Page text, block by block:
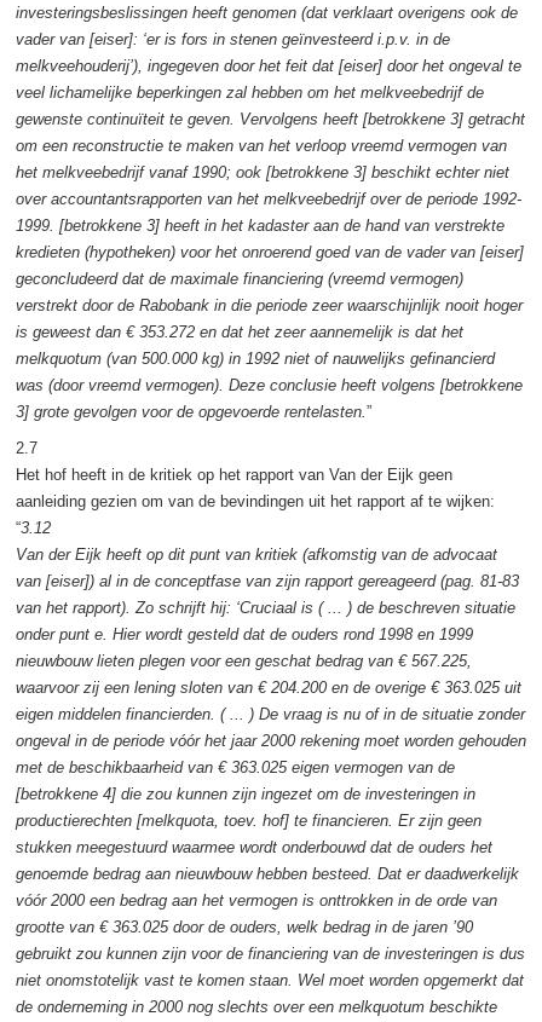
investeringsbeslissingen heeft genomen (dat verklaart overigens ook de
vader van [eiser]: ‘er is fors in stenen geïnvesteerd i.p.v. in de
melkveehouderij’), ingegeven door het feit dat [eiser] door het ongeval te
veel lichamelijke beperkingen zal hebben om het melkveebedrijf de
gewenste continuïteit te geven. Vervolgens heeft [betrokkene 3] getracht
om een reconstructie te maken van het verloop vreemd vermogen van
het melkveebedrijf vanaf 1990; ook [betrokkene 3] beschikt echter niet
over accountantsrapporten van het melkveebedrijf over de periode 1992-
1999. [betrokkene 3] heeft in het kadaster aan de hand van verstrekte
kredieten (hypotheken) voor het onroerend goed van de vader van [eiser]
geconcludeerd dat de maximale financiering (vreemd vermogen)
verstrekt door de Rabobank in die periode zeer waarschijnlijk nooit hoger
is geweest dan € 353.272 en dat het zeer aannemelijk is dat het
melkquotum (van 500.000 kg) in 1992 niet of nauwelijks gefinancierd
was (door vreemd vermogen). Deze conclusie heeft volgens [betrokkene
3] grote gevolgen voor de opgevoerde rentelasten.”
2.7
Het hof heeft in de kritiek op het rapport van Van der Eijk geen
aanleiding gezien om van de bevindingen uit het rapport af te wijken:
“3.12
Van der Eijk heeft op dit punt van kritiek (afkomstig van de advocaat
van [eiser]) al in de conceptfase van zijn rapport gereageerd (pag. 81-83
van het rapport). Zo schrijft hij: ‘Cruciaal is ( ... ) de beschreven situatie
onder punt e. Hier wordt gesteld dat de ouders rond 1998 en 1999
nieuwbouw lieten plegen voor een geschat bedrag van € 567.225,
waarvoor zij een lening sloten van € 204.200 en de overige € 363.025 uit
eigen middelen financierden. ( ... ) De vraag is nu of in de situatie zonder
ongeval in de periode vóór het jaar 2000 rekening moet worden gehouden
met de beschikbaarheid van € 363.025 eigen vermogen van de
[betrokkene 4] die zou kunnen zijn ingezet om de investeringen in
productierechten [melkquota, toev. hof] te financieren. Er zijn geen
stukken meegestuurd waarmee wordt onderbouwd dat de ouders het
genoemde bedrag aan nieuwbouw hebben besteed. Dat er daadwerkelijk
vóór 2000 een bedrag aan het vermogen is onttrokken in de orde van
grootte van € 363.025 door de ouders, welk bedrag in de jaren ’90
gebruikt zou kunnen zijn voor de financiering van de investeringen is dus
niet onomstotelijk vast te komen staan. Wel moet worden opgemerkt dat
de onderneming in 2000 nog slechts over een melkquotum beschikte